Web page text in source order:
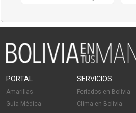
Restaurantes: Pizzerías
Restaurantes: Comida Japonesa
Restaurantes
Sushi
PORTAL
Amarillas
Guía Médica
SERVICIOS
Feriados en Bolivia
Clima en Bolivia